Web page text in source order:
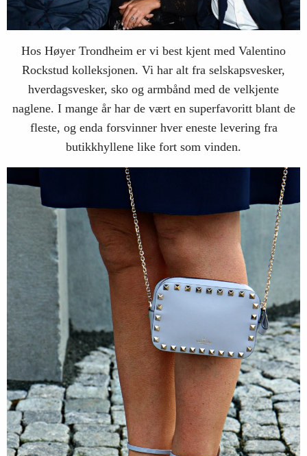
Hos Høyer Trondheim er vi best kjent med Valentino
Rockstud kolleksjonen. Vi har alt fra selskapsvesker,
hverdagsvesker, sko og armbånd med de velkjente
naglene. I mange år har de vært en superfavoritt blant de
fleste, og enda forsvinner hver eneste levering fra
butikkhyllene like fort som vinden.